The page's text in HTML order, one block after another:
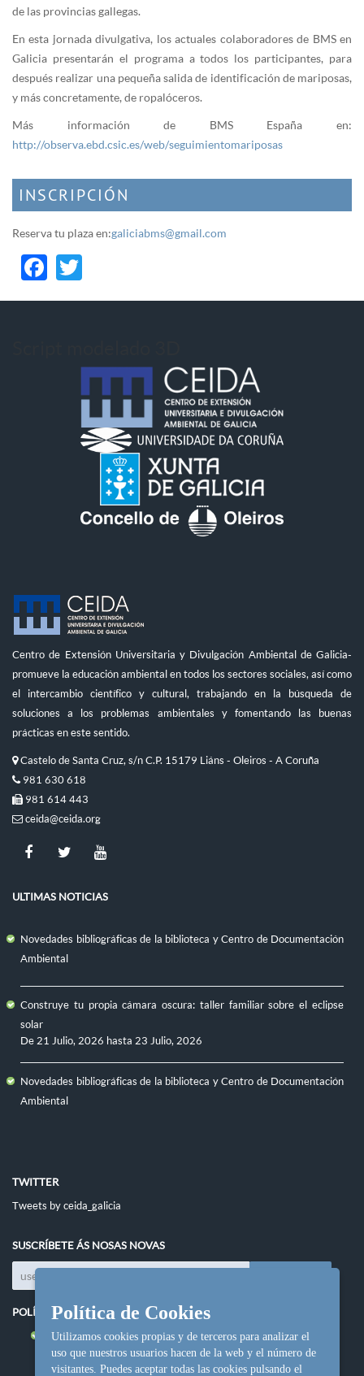
de las provincias gallegas.
En esta jornada divulgativa, los actuales colaboradores de BMS en
Galicia presentarán el programa a todos los participantes, para
después realizar una pequeña salida de identificación de mariposas,
y más concretamente, de ropalóceros.
Más información de BMS España en:
http://observa.ebd.csic.es/web/seguimientomariposas
INSCRIPCIÓN
Reserva tu plaza en:galiciabms@gmail.com
Facebook
Centro de Extensión Universitaria y Divulgación Ambiental de Galicia-
promueve la educación ambiental en todos los sectores sociales, así como
el intercambio científico y cultural, trabajando en la búsqueda de
soluciones a los problemas ambientales y fomentando las buenas
prácticas en este sentido.
Castelo de Santa Cruz, s/n C.P. 15179 Liáns - Oleiros - A Coruña
981 630 618
981 614 443
ceida@ceida.org
ULTIMAS NOTICIAS
Novedades bibliográficas de la biblioteca y Centro de Documentación
Ambiental
Construye tu propia cámara oscura: taller familiar sobre el eclipse
solar
De 21 Julio, 2026 hasta 23 Julio, 2026
Novedades bibliográficas de la biblioteca y Centro de Documentación
Ambiental
TWITTER
Tweets by ceida_galicia
SUSCRÍBETE ÁS NOSAS NOVAS
POLÍTICAS DO SITIO
Política de cookies
Política de Cookies
Utilizamos cookies propias y de terceros para analizar el
uso que nuestros usuarios hacen de la web y el número de
visitantes. Puedes aceptar todas las cookies pulsando el